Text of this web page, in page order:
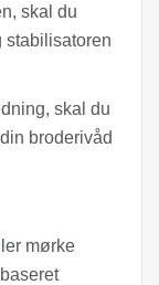
skal du
stabilisatoren
skal du
broderivåd
mørke